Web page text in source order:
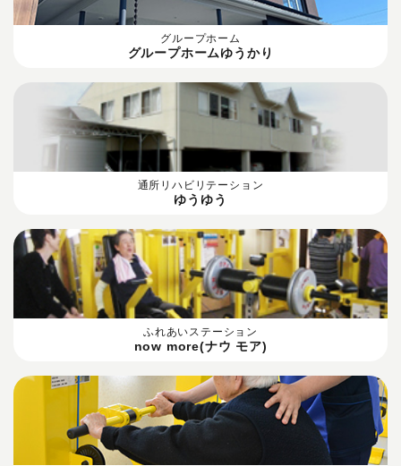
グループホーム
グループホームゆうかり
通所リハビリテーション
ゆうゆう
ふれあいステーション
now more(ナウ モア)